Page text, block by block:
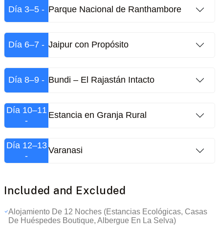
Día 3–5 - Parque Nacional de Ranthambore
Día 6–7 - Jaipur con Propósito
Día 8–9 - Bundi – El Rajastán Intacto
Día 10–11
-
Estancia en Granja Rural
Día 12–13
-
Varanasi
Included and Excluded
Alojamiento De 12 Noches (estancias Ecológicas, Casas
De Huéspedes Boutique, Albergue En La Selva)